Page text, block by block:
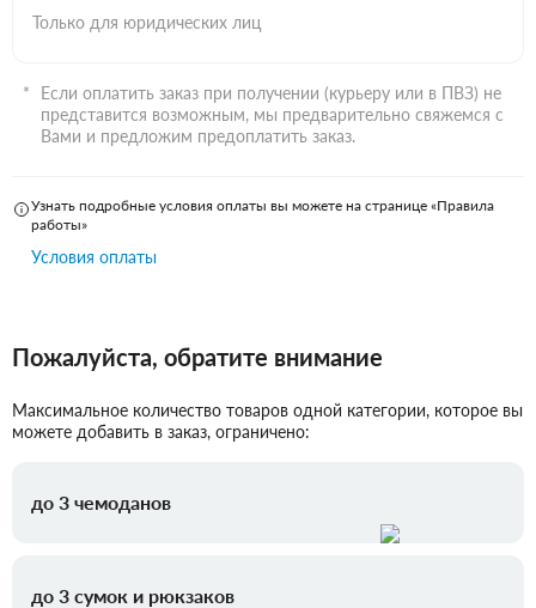
Только для юридических лиц
Если оплатить заказ при получении (курьеру или в ПВЗ) не
представится возможным, мы предварительно свяжемся с
Вами и предложим предоплатить заказ.
Узнать подробные условия оплаты вы можете на странице «Правила
работы»
Условия оплаты
Пожалуйста, обратите внимание
Максимальное количество товаров одной категории, которое вы
можете добавить в заказ, ограничено:
до 3 чемоданов
до 3 сумок и рюкзаков